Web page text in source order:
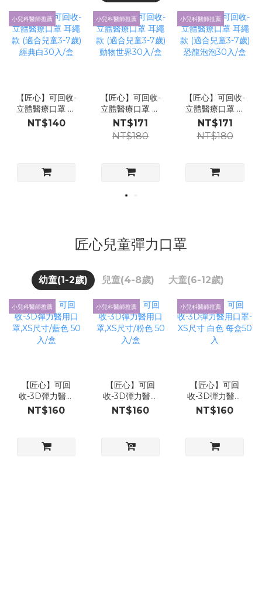
小兒科醫師推薦
【匠心】可回收-
立體醫療口罩 耳
繩款 (適合兒童3-
7歲) 經典白30
NT$140
小兒科醫師推薦
【匠心】可回收-
立體醫療口罩 耳
繩款 (適合兒童3-
7歲) 動物世界30
入/盒
NT$171
NT$180
小兒科醫師推薦
【匠心】可回收-
立體醫療口罩 耳
繩款 (適合兒童3-
7歲) 恐龍泡泡30
入/盒
NT$171
NT$180
匠心兒童彈力口罩
幼童(1-2歲) 兒童(4-8歲) 大童(6-12歲)
小兒科醫師推薦
【匠心】可回
收-3D彈力醫用
口罩,XS尺寸/藍
色 50入/盒
NT$160
小兒科醫師推薦
【匠心】可回
收-3D彈力醫用
口罩,XS尺寸/粉
色 50入/盒
NT$160
小兒科醫師推薦
【匠心】可回
收-3D彈力醫用
口罩-XS尺寸 白
色 每盒50入
NT$160